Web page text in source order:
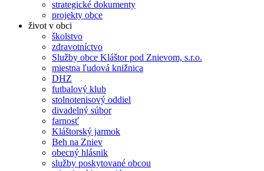
strategické dokumenty
projekty obce
život v obci
školstvo
zdravotníctvo
Služby obce Kláštor pod Znievom, s.r.o.
miestna ľudová knižnica
DHZ
futbalový klub
stolnotenisový oddiel
divadelný súbor
farnosť
Kláštorský jarmok
Beh na Zniev
obecný hlásnik
služby poskytované obcou